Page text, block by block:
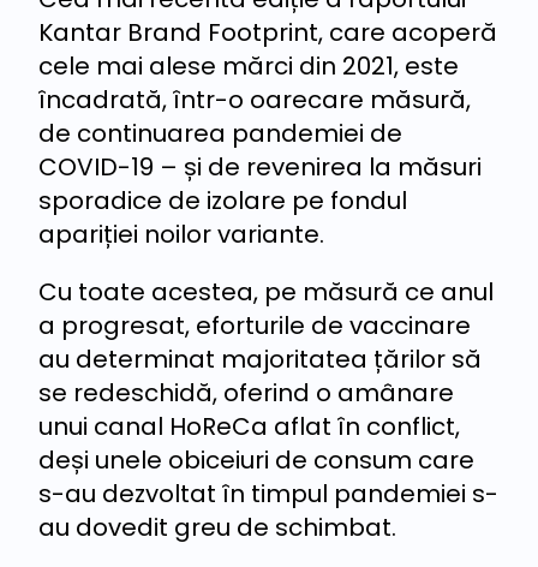
Kantar Brand Footprint, care acoperă
cele mai alese mărci din 2021, este
încadrată, într-o oarecare măsură,
de continuarea pandemiei de
COVID-19 – și de revenirea la măsuri
sporadice de izolare pe fondul
apariției noilor variante.
Cu toate acestea, pe măsură ce anul
a progresat, eforturile de vaccinare
au determinat majoritatea țărilor să
se redeschidă, oferind o amânare
unui canal HoReCa aflat în conflict,
deși unele obiceiuri de consum care
s-au dezvoltat în timpul pandemiei s-
au dovedit greu de schimbat.